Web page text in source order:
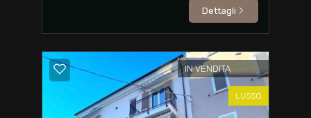
Dettagli
IN VENDITA
LUSSO